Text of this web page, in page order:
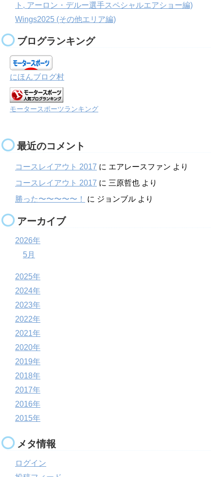
ト, アーロン・デルー選手スペシャルエアショー編)
Wings2025 (その他エリア編)
ブログランキング
にほんブログ村
モータースポーツランキング
最近のコメント
コースレイアウト 2017 に エアレースファン より
コースレイアウト 2017 に 三原哲也 より
勝った〜〜〜〜〜！
に ジョンブル より
アーカイブ
2026年
5月
2025年
2024年
2023年
2022年
2021年
2020年
2019年
2018年
2017年
2016年
2015年
メタ情報
ログイン